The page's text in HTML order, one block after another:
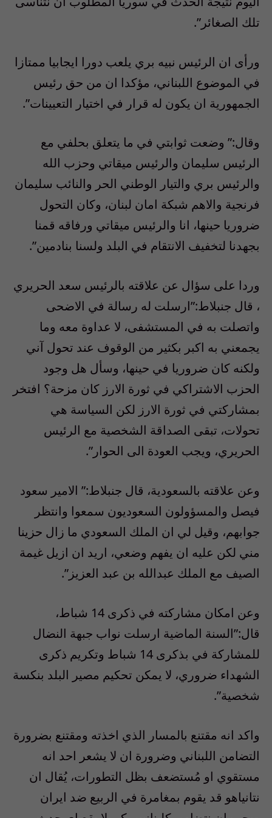
تلك الصغائر”.
ورأى ان الرئيس نبيه بري يلعب دورا ايجابيا ممتازا
في الموضوع اللبناني، مؤكدا ان من حق رئيس
الجمهورية ان يكون له قرار في اختيار التعيينات”.
وقال:” وضعت ثوابتي في ما يتعلق بحلفي مع
الرئيس سليمان والرئيس ميقاتي وحزب الله
والرئيس بري والتيار الوطني الحر والنائب سليمان
فرنجية والاهم شبكة امان لبنان، وكان التحول
ضروريا حينها، انا والرئيس ميقاتي ورفاقه قمنا
بجهدنا لتخفيف الانتقام في البلد ولسنا بنادمين”.
وردا على سؤال عن علاقته بالرئيس سعد الحريري
، قال جنبلاط:”ارسلت له رسالة في الاضحى
واتصلت به في المستشفى، لا عداوة معه وما
يجمعني به اكبر بكثير من الوقوف عند تحول آني
ولكنه كان ضروريا في حينها، وسأل هل وجود
الحزب الاشتراكي في ثورة الارز كان مزحة؟ افتخر
بمشاركتي في ثورة الارز لكن السياسة هي
تحولات، تبقى الصداقة الشخصية مع الرئيس
الحريري، ويجب العودة الى الحوار”.
وعن علاقته بالسعودية، قال جنبلاط:” الامير سعود
فيصل والمسؤولون السعوديون سمعوا وانتظر
جوابهم، وقيل لي ان الملك السعودي ما زال حزينا
مني لكن عليه ان يفهم وضعي، اريد ان ازيل غيمة
الصيف مع الملك عبدالله بن عبد العزيز”.
وعن امكان مشاركته في ذكرى 14 شباط،
قال:”السنة الماضية ارسلت نواب جبهة النضال
للمشاركة في بذكرى 14 شباط وتكريم ذكرى
الشهداء ضروري، لا يمكن تحكيم مصير البلد بنكسة
شخصية”.
واكد انه مقتنع بالمسار الذي اخذته ومقتنع بضرورة
التضامن اللبناني وضرورة ان لا يشعر احد انه
مستقوي او مُستضعف بظل التطورات، يُقال ان
نتانياهو قد يقوم بمغامرة في الربيع ضد ايران